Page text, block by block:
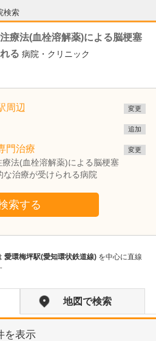
検索
療法(血栓溶解薬)による脳梗塞
る 病院・クリニック
周辺 変更
追加
門治療
療法(血栓溶解薬)による脳梗塞
な治療が受けられる病院
変更
索する
愛環梅坪駅(愛知環状鉄道線) を中心に直線
地図で検索
を表示